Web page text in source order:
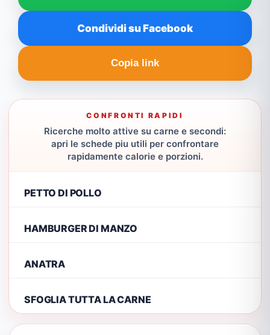
Condividi su Facebook
Copia link
CONFRONTI RAPIDI
Ricerche molto attive su carne e secondi:
apri le schede piu utili per confrontare
rapidamente calorie e porzioni.
PETTO DI POLLO
HAMBURGER DI MANZO
ANATRA
SFOGLIA TUTTA LA CARNE